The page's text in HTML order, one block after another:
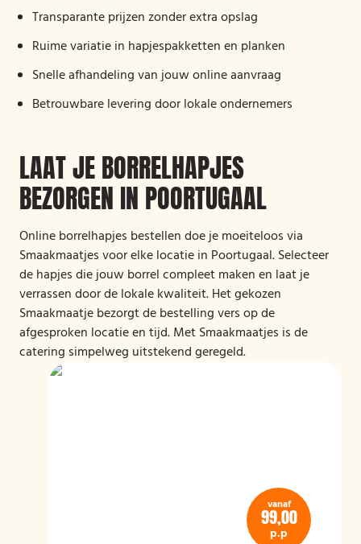
Transparante prijzen zonder extra opslag
Ruime variatie in hapjespakketten en planken
Snelle afhandeling van jouw online aanvraag
Betrouwbare levering door lokale ondernemers
LAAT JE BORRELHAPJES
BEZORGEN IN POORTUGAAL
Online borrelhapjes bestellen doe je moeiteloos via
Smaakmaatjes voor elke locatie in Poortugaal. Selecteer
de hapjes die jouw borrel compleet maken en laat je
verrassen door de lokale kwaliteit. Het gekozen
Smaakmaatje bezorgt de bestelling vers op de
afgesproken locatie en tijd. Met Smaakmaatjes is de
catering simpelweg uitstekend geregeld.
vanaf
99,00
p.p